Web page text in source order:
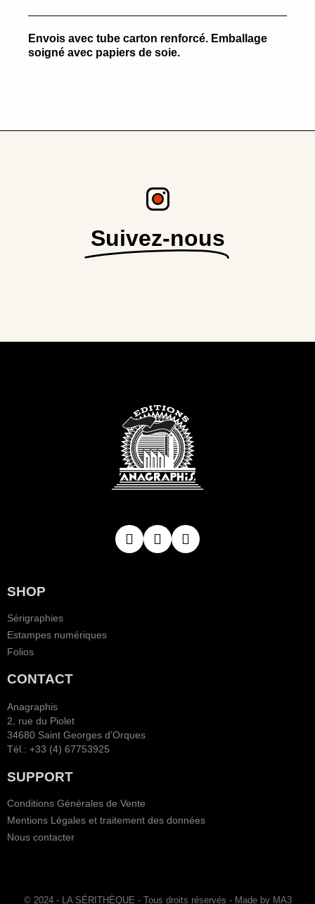
Envois avec tube carton renforcé. Emballage
soigné avec papiers de soie.
Suivez-nous
SHOP
Sérigraphies
Estampes numériques
Folios
CONTACT
Anagraphis
2, rue du Piolet
34680 Saint Georges d’Orques
Tél.: +33 (4) 67753925
SUPPORT
Conditions Générales de Vente
Mentions Légales et traitement des données
Nous contacter
© 2024 - LA SÉRITHÈQUE - Tous droits réservés - Made by MA3